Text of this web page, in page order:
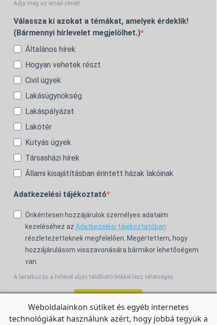
Adja meg az email címét!
Válassza ki azokat a témákat, amelyek érdeklik!
(Bármennyi hírlevelet megjelölhet.)
Általános hírek
Hogyan vehetek részt
Civil ügyek
Lakásügynökség
Lakáspályázat
Lakótér
Kutyás ügyek
Társasházi hírek
Állami kisajátításban érintett házak lakóinak
Adatkezelési tájékoztató
Önkéntesen hozzájárulok személyes adataim
kezeléséhez az Adatkezelési tájékoztatóban
részletezetteknek megfelelően. Megértettem, hogy
hozzájárulásom visszavonására bármikor lehetőségem
van.
A leiratkozás a hírlevél alján található linkkel lesz lehetséges.
Weboldalainkon sütiket és egyéb internetes
technológiákat használunk azért, hogy jobbá tegyük a